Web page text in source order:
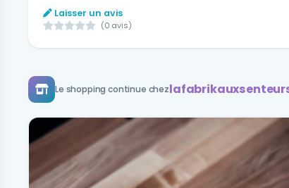
Laisser un avis
(0 avis)
Le shopping continue chez